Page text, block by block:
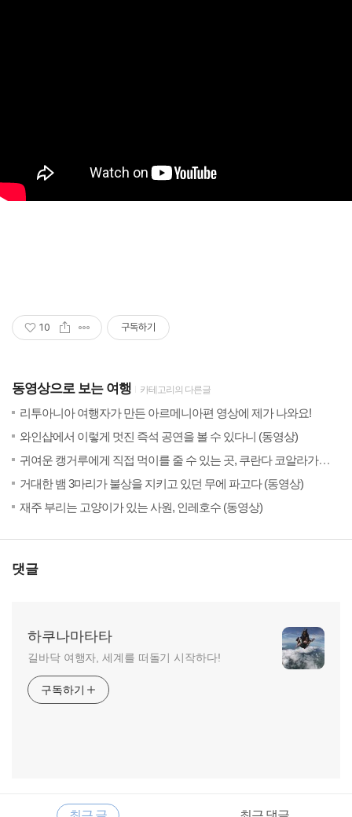
10 구독하기
동영상으로 보는 여행 카테고리의 다른글
리투아니아 여행자가 만든 아르메니아편 영상에 제가 나와요!
와인샵에서 이렇게 멋진 즉석 공연을 볼 수 있다니 (동영상)
귀여운 캥거루에게 직접 먹이를 줄 수 있는 곳, 쿠란다 코알라가든 (동영상)
거대한 뱀 3마리가 불상을 지키고 있던 무에 파고다 (동영상)
재주 부리는 고양이가 있는 사원, 인레호수 (동영상)
댓글
하쿠나마타타
길바닥 여행자, 세계를 떠돌기 시작하다!
구독하기
RECENTLY